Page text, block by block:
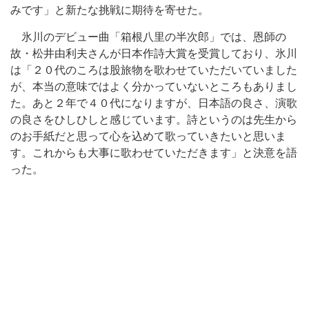
みです」と新たな挑戦に期待を寄せた。
氷川のデビュー曲「箱根八里の半次郎」では、恩師の
故・松井由利夫さんが日本作詩大賞を受賞しており、氷川
は「２０代のころは股旅物を歌わせていただいていました
が、本当の意味ではよく分かっていないところもありまし
た。あと２年で４０代になりますが、日本語の良さ、演歌
の良さをひしひしと感じています。詩というのは先生から
のお手紙だと思って心を込めて歌っていきたいと思いま
す。これからも大事に歌わせていただきます」と決意を語
った。